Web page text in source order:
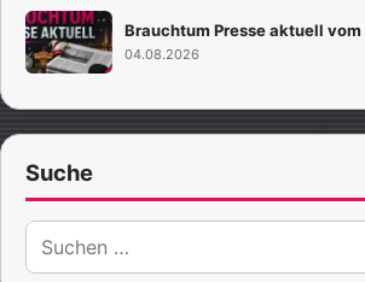
Brauchtum Presse aktuell
04.08.2026
Suche
Suche
nach: